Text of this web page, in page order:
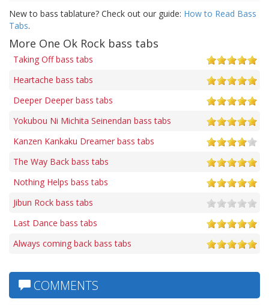
New to bass tablature? Check out our guide: How to Read Bass
Tabs.
More One Ok Rock bass tabs
Taking Off bass tabs
Heartache bass tabs
Deeper Deeper bass tabs
Yokubou Ni Michita Seinendan bass tabs
Kanzen Kankaku Dreamer bass tabs
The Way Back bass tabs
Nothing Helps bass tabs
Jibun Rock bass tabs
Last Dance bass tabs
Always coming back bass tabs
COMMENTS